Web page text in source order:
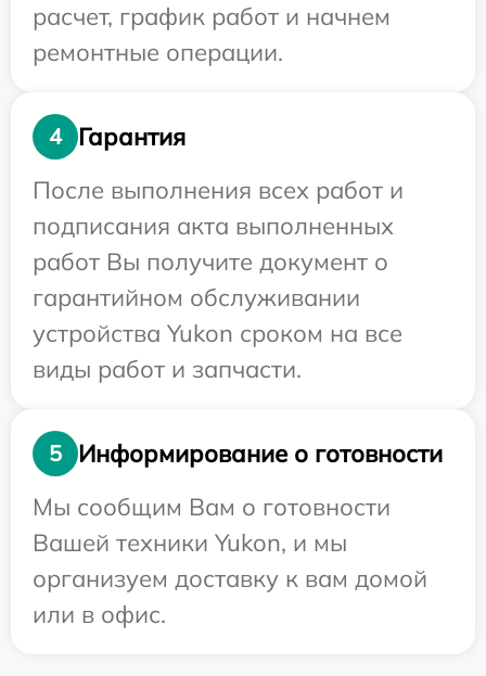
расчет, график работ и начнем
ремонтные операции.
4
Гарантия
После выполнения всех работ и
подписания акта выполненных
работ Вы получите документ о
гарантийном обслуживании
устройства Yukon сроком на все
виды работ и запчасти.
5
Информирование о готовности
Мы сообщим Вам о готовности
Вашей техники Yukon, и мы
организуем доставку к вам домой
или в офис.